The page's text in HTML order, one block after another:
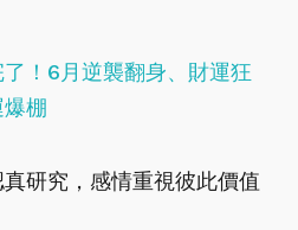
！6月逆襲翻身、財運狂
棚
研究，感情重視彼此價值